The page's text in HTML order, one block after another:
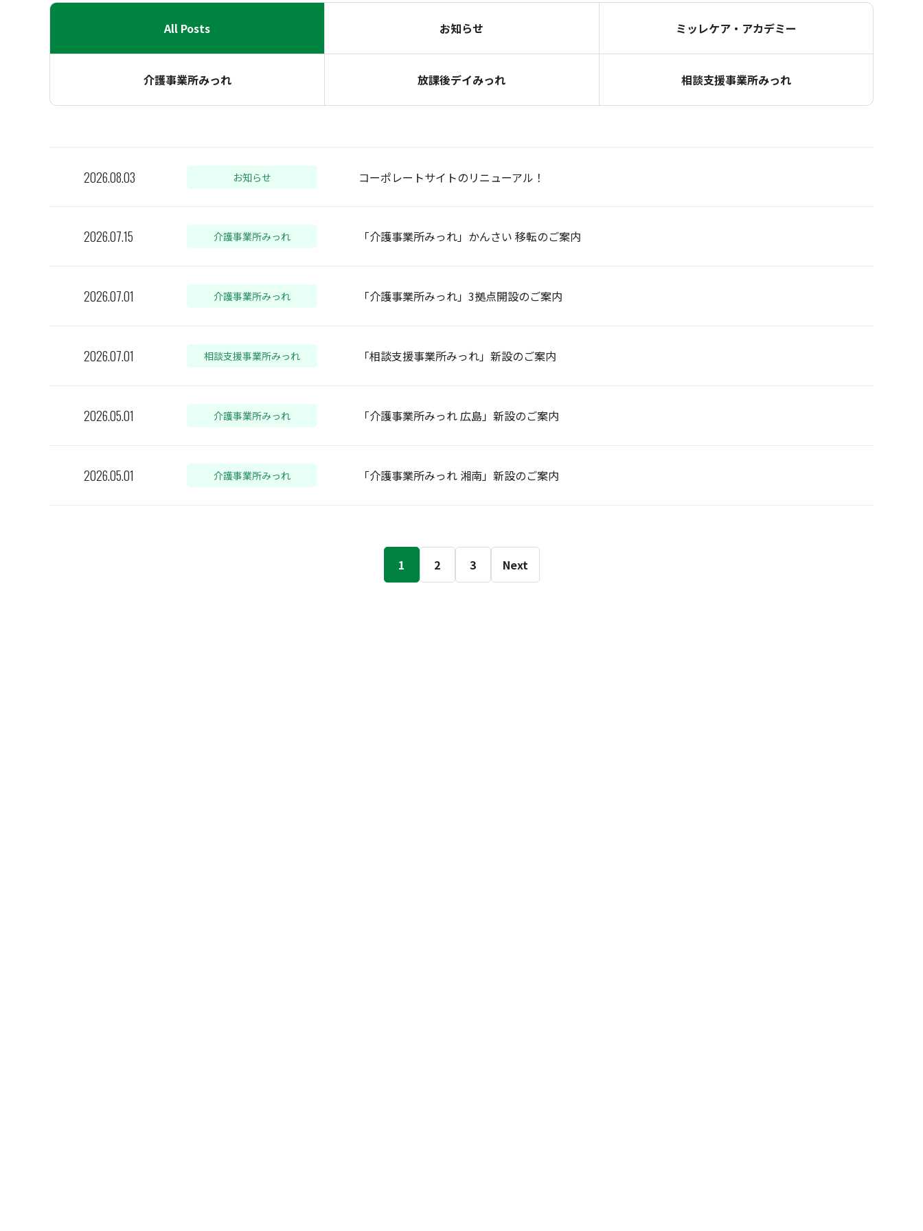
All Posts お知らせ ミッレケア・アカデミー
介護事業所みっれ 放課後デイみっれ 相談支援事業所みっれ
2026.08.03 お知らせ コーポレートサイトのリニューアル！
2026.07.15 介護事業所みっれ 「介護事業所みっれ」かんさい 移転のご案内
2026.07.01 介護事業所みっれ 「介護事業所みっれ」3拠点開設のご案内
2026.07.01 相談支援事業所みっれ 「相談支援事業所みっれ」新設のご案内
2026.05.01 介護事業所みっれ 「介護事業所みっれ 広島」新設のご案内
2026.05.01 介護事業所みっれ 「介護事業所みっれ 湘南」新設のご案内
1 2 3 Next